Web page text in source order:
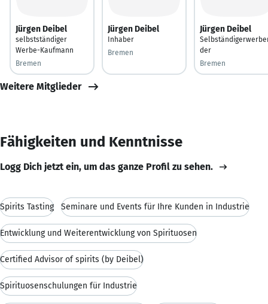
Jürgen Deibel
selbstständiger
Werbe-Kaufmann
Bremen
Jürgen Deibel
Inhaber
Bremen
Jürgen Deibel
der
Bremen
Weitere Mitglieder
Fähigkeiten und Kenntnisse
Logg Dich jetzt ein, um das ganze Profil zu sehen.
Spirits Tasting Seminare und Events für Ihre Kunden in Industrie
Entwicklung und Weiterentwicklung von Spirituosen
Certified Advisor of spirits (by Deibel)
Spirituosenschulungen für Industrie